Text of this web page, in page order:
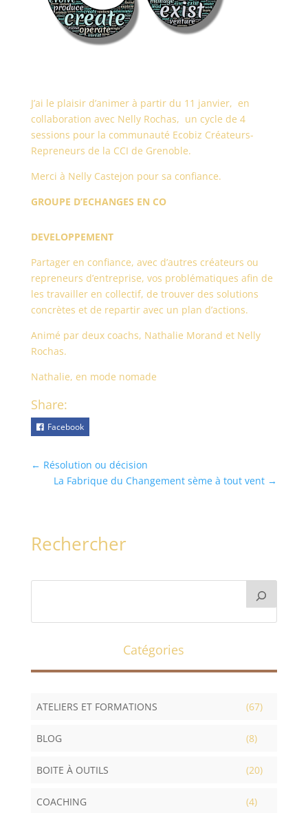
J’ai le plaisir d’animer à partir du 11 janvier, en
collaboration avec Nelly Rochas, un cycle de 4
sessions pour la communauté Ecobiz Créateurs-
Repreneurs de la CCI de Grenoble.
Merci à Nelly Castejon pour sa confiance.
GROUPE D’ECHANGES EN CO
DEVELOPPEMENT
Partager en confiance, avec d’autres créateurs ou
repreneurs d’entreprise, vos problématiques afin de
les travailler en collectif, de trouver des solutions
concrètes et de repartir avec un plan d’actions.
Animé par deux coachs, Nathalie Morand et Nelly
Rochas.
Nathalie, en mode nomade
Share:
Facebook
← Résolution ou décision
La Fabrique du Changement sème à tout vent →
Rechercher
Catégories
ATELIERS ET FORMATIONS (67)
BLOG (8)
BOITE À OUTILS (20)
COACHING (4)